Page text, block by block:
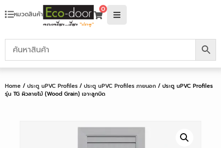
หมวดสินค้า
0
Home / ประตู uPVC Profiles / ประตู uPVC Profiles ภายนอก / ประตู uPVC Profiles
รุ่น TG ผิวลายไม้ (Wood Grain) เจาะลูกบิด